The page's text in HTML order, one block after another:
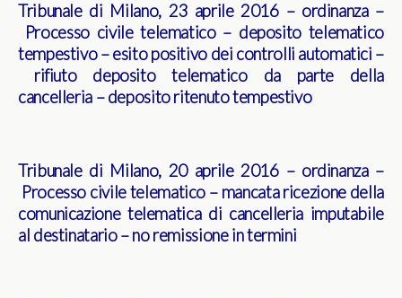
Tribunale di Milano, 23 aprile 2016 – ordinanza –
Processo civile telematico – deposito telematico
tempestivo – esito positivo dei controlli automatici –
rifiuto deposito telematico da parte della
cancelleria – deposito ritenuto tempestivo
Tribunale di Milano, 20 aprile 2016 – ordinanza –
Processo civile telematico – mancata ricezione della
comunicazione telematica di cancelleria imputabile
al destinatario – no remissione in termini